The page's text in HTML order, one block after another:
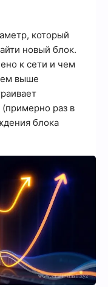
который
новый блок.
к сети и чем
выше
раз в
блока